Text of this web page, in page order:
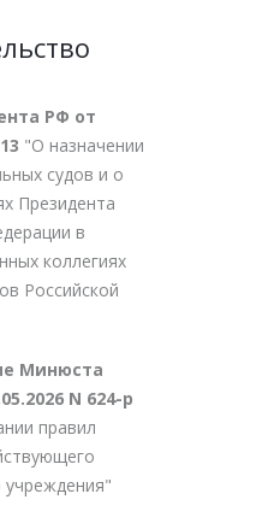
РФ от
"О назначении
судов и о
Президента
в
коллегиях
Российской
Минюста
N 624-р
правил